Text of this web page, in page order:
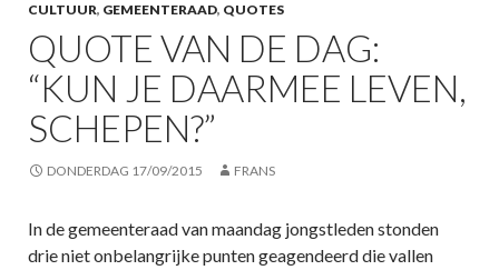
CULTUUR, GEMEENTERAAD, QUOTES
QUOTE VAN DE DAG:
“KUN JE DAARMEE LEVEN,
SCHEPEN?”
DONDERDAG 17/09/2015 FRANS
In de gemeenteraad van maandag jongstleden stonden
drie niet onbelangrijke punten geagendeerd die vallen